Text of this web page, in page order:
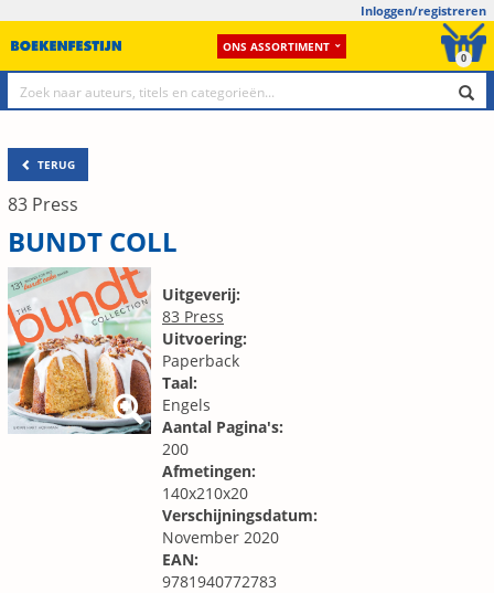
Inloggen/registreren
ONS ASSORTIMENT
0
TERUG
83 Press
BUNDT COLL
Uitgeverij:
83 Press
Uitvoering:
Paperback
Taal:
Engels
Aantal Pagina's:
200
Afmetingen:
140x210x20
Verschijningsdatum:
November 2020
EAN:
9781940772783